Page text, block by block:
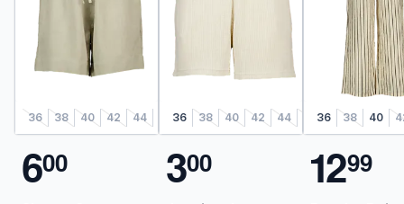
36 38 40 42 44 48
600
36 38 40 42 44 48
300
36 38 40
1299